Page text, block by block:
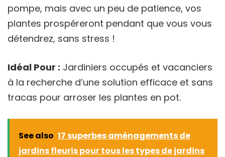
pompe, mais avec un peu de patience, vos
plantes prospéreront pendant que vous vous
détendrez, sans stress !
Idéal Pour : Jardiniers occupés et vacanciers
à la recherche d’une solution efficace et sans
tracas pour arroser les plantes en pot.
See also 17 superbes aménagements de
jardins fleuris pour tous les types de jardins